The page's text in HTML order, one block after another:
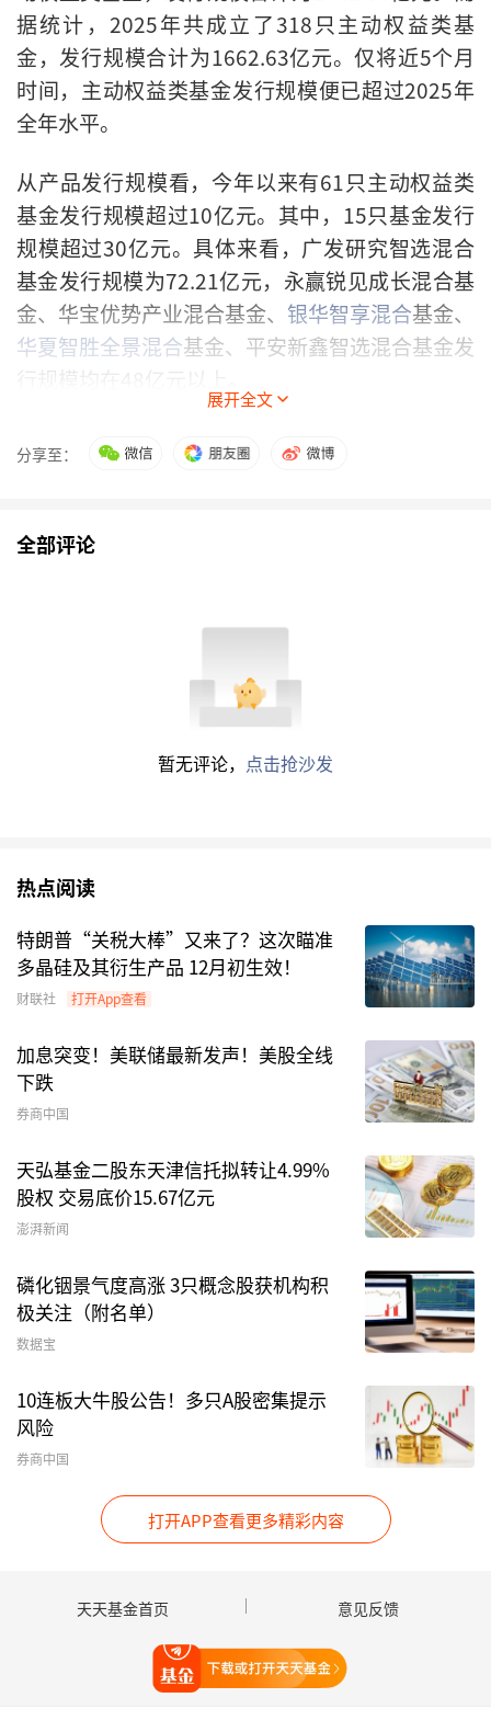
据统计，2025年共成立了318只主动权益类基
金，发行规模合计为1662.63亿元。仅将近5个月
时间，主动权益类基金发行规模便已超过2025年
全年水平。
从产品发行规模看，今年以来有61只主动权益类
基金发行规模超过10亿元。其中，15只基金发行
规模超过30亿元。具体来看，广发研究智选混合
基金发行规模为72.21亿元，永赢锐见成长混合基
金、华宝优势产业混合基金、 银华智享混合基金、
华夏智胜全景混合基金、平安新鑫智选混合基金发
行规模均在48亿元以上。
年内“10亿级”主动权益类基金数量同样已超过
2025年全年。据统计，2025年，有56只主动权益
除了主动权益类基金外，指数基金、“固收+”产
基金发布的基金合同生效公告显示，募
27.98万户。该新基金认购户数创下2021年12月
进行比例配售。
从最新发行情况看，新基金发行市场热度高企，频
结束募集。
与此同时，Choice数据显示，截至5月28日，当前
共有80只基金正在发行，另有89只基金发布了基
金份额发售公告，即将启动发行。从产品投向来
看，权益类基金成为重点布局方向。在业内人士看
量资金涌入。5月22日， 博道基金
发布公告称，对
基金5月21日的有效申购（含定期定
额投资）申请进行比例确认，有效申购申请确认比
展开全文
分享至：
全部评论
暂无评论， 点击抢沙发
热点阅读
特朗普“关税大棒”又来了？这次瞄准
多晶硅及其衍生产品 12月初生效！
财联社 打开App查看
加息突变！美联储最新发声！美股全线
下跌
券商中国
天弘基金二股东天津信托拟转让4.99%
股权 交易底价15.67亿元
澎湃新闻
磷化铟景气度高涨 3只概念股获机构积
极关注（附名单）
数据宝
10连板大牛股公告！多只A股密集提示
风险
券商中国
打开APP查看更多精彩内容
天天基金首页 意见反馈
打开天天基金